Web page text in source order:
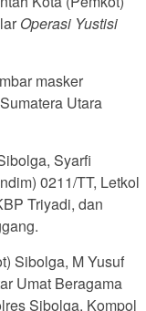
Operasi Yustisi
masker
Utara
Syarfi
0211/TT, Letkol
Triyadi, dan
Sibolga, M Yusuf
Umat Beragama
Sibolga, Kompol